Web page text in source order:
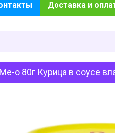
Доставка и
Ме-о 80г Курица в соусе